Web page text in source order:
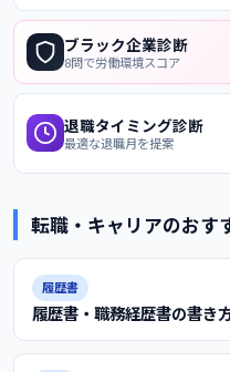
ブラック企業診断
8問で労働環境スコア
退職タイミング診断
最適な退職月を提案
転職・キャリアのおす
履歴書
履歴書・職務経歴書の書き